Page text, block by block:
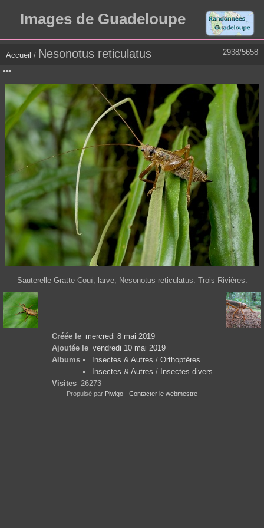
Images de Guadeloupe
2938/5658
Accueil / Nesonotus reticulatus
Sauterelle Gratte-Couï, larve, Nesonotus reticulatus. Trois-Rivières.
Créée le mercredi 8 mai 2019
Ajoutée le vendredi 10 mai 2019
Albums
Insectes & Autres / Orthoptères
Insectes & Autres / Insectes divers
Visites 26273
Propulsé par Piwigo - Contacter le webmestre